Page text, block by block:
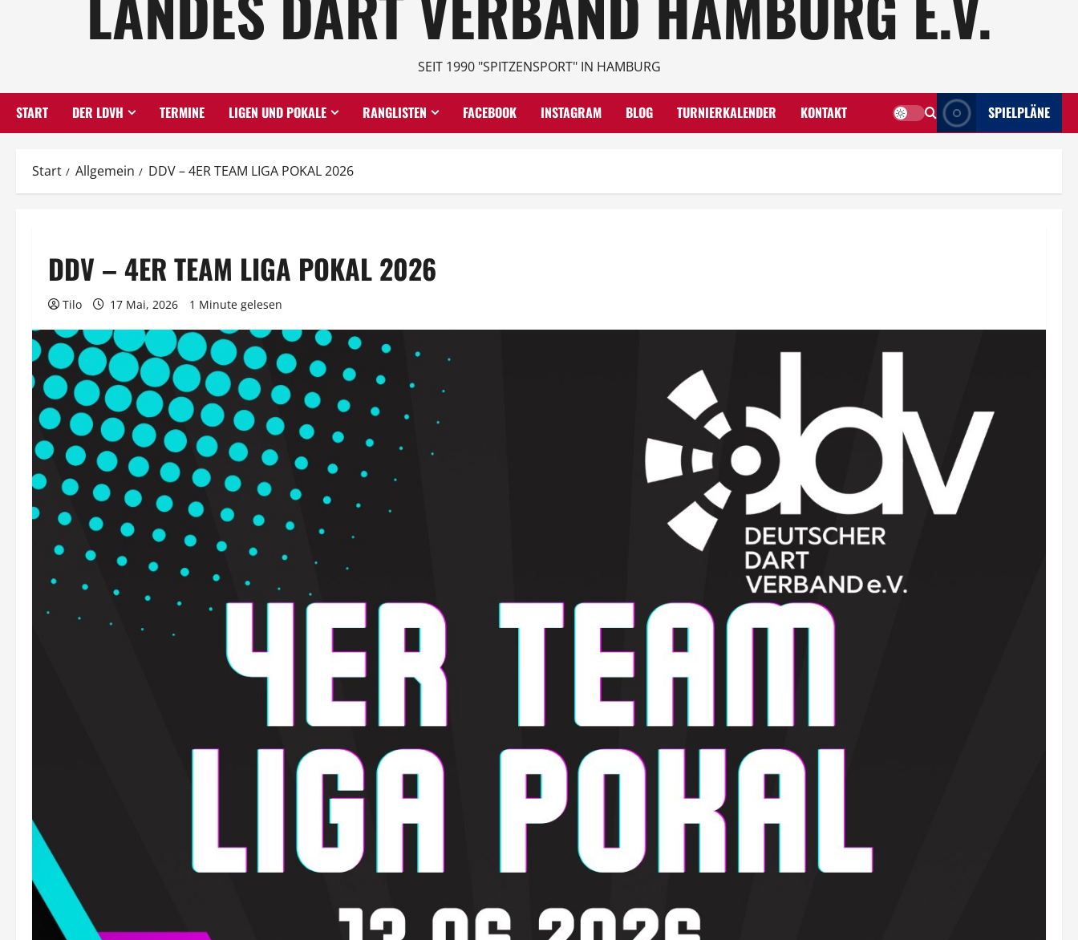
SEIT 1990 "SPITZENSPORT" IN HAMBURG
START DER LDVH TERMINE LIGEN UND POKALE RANGLISTEN FACEBOOK INSTAGRAM BLOG TURNIERKALENDER KONTAKT SPIELPLÄNE
Start Allgemein DDV – 4ER TEAM LIGA POKAL 2026
DDV – 4ER TEAM LIGA POKAL 2026
Tilo 17 Mai, 2026 1 Minute gelesen